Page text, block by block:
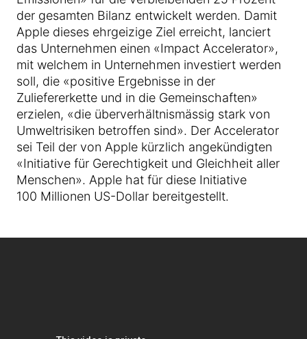
der gesamten Bilanz entwickelt werden. Damit
Apple dieses ehrgeizige Ziel erreicht, lanciert
das Unternehmen einen «Impact Accelerator»,
mit welchem in Unternehmen investiert werden
soll, die «positive Ergebnisse in der
Zuliefererkette und in die Gemeinschaften»
erzielen, «die überverhältnismässig stark von
Umweltrisiken betroffen sind». Der Accelerator
sei Teil der von Apple kürzlich angekündigten
«Initiative für Gerechtigkeit und Gleichheit aller
Menschen». Apple hat für diese Initiative
100 Millionen US-Dollar bereitgestellt.